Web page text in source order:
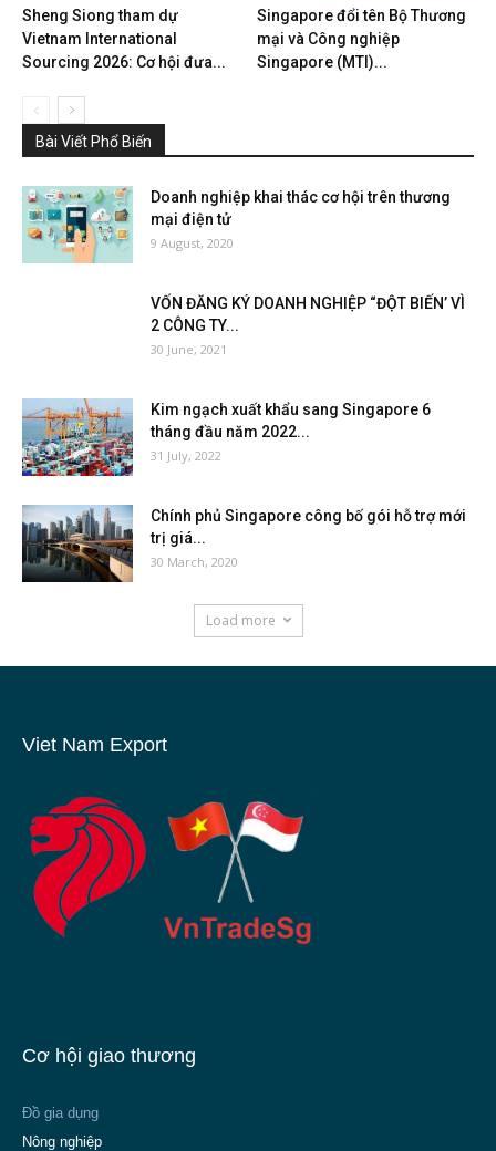
Sheng Siong tham dự
Vietnam International
Sourcing 2026: Cơ hội đưa...
Singapore đổi tên Bộ Thương
mại và Công nghiệp
Singapore (MTI)...
Bài Viết Phổ Biến
Doanh nghiệp khai thác cơ hội trên thương
mại điện tử
9 August, 2020
VỐN ĐĂNG KÝ DOANH NGHIỆP “ĐỘT BIẾN’ VÌ
2 CÔNG TY...
30 June, 2021
Kim ngạch xuất khẩu sang Singapore 6
tháng đầu năm 2022...
31 July, 2022
Chính phủ Singapore công bố gói hỗ trợ mới
trị giá...
30 March, 2020
Load more
Viet Nam Export
Cơ hội giao thương
Đồ gia dụng
Nông nghiệp